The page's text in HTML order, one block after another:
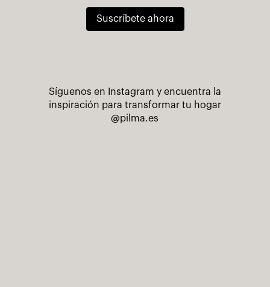
Suscríbete ahora
Síguenos en Instagram y encuentra la
inspiración para transformar tu hogar
@pilma.es